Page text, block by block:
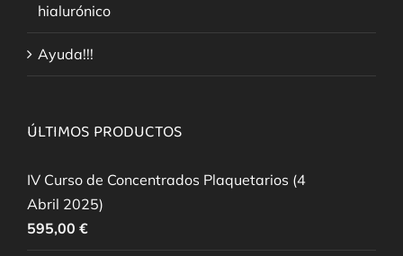
hialurónico
Ayuda!!!
ÚLTIMOS PRODUCTOS
IV Curso de Concentrados Plaquetarios (4
Abril 2025)
595,00 €